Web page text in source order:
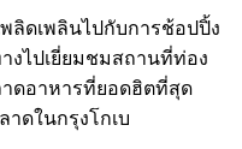
ลิดเพลินไปกับการช้อปปิ้ง
งไปเยี่ยมชมสถานที่ท่อง
าดอาหารที่ยอดฮิตที่สุด
ดในกรุงโกเบ